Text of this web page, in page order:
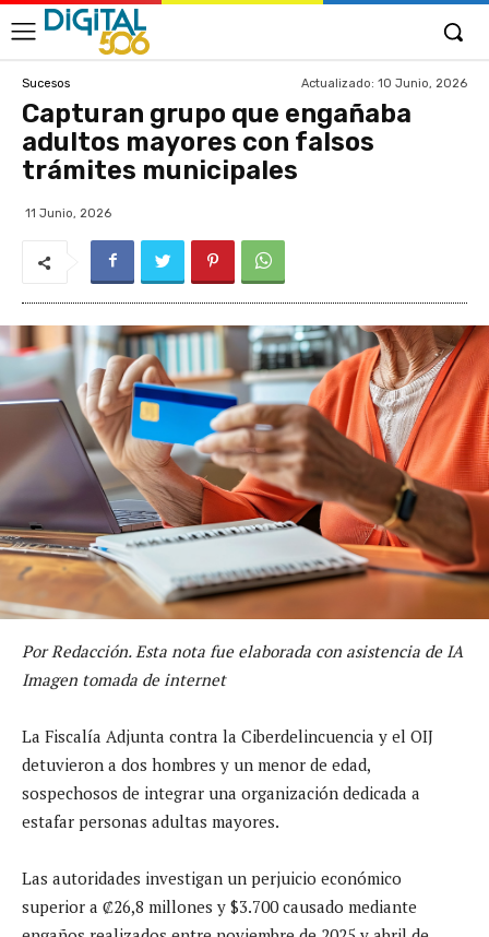
Sucesos Actualizado: 10 Junio, 2026
Capturan grupo que engañaba
adultos mayores con falsos
trámites municipales
11 Junio, 2026
Por Redacción. Esta nota fue elaborada con asistencia de IA
Imagen tomada de internet
La Fiscalía Adjunta contra la Ciberdelincuencia y el OIJ
detuvieron a dos hombres y un menor de edad,
sospechosos de integrar una organización dedicada a
estafar personas adultas mayores.
Las autoridades investigan un perjuicio económico
superior a ₡26,8 millones y $3.700 causado mediante